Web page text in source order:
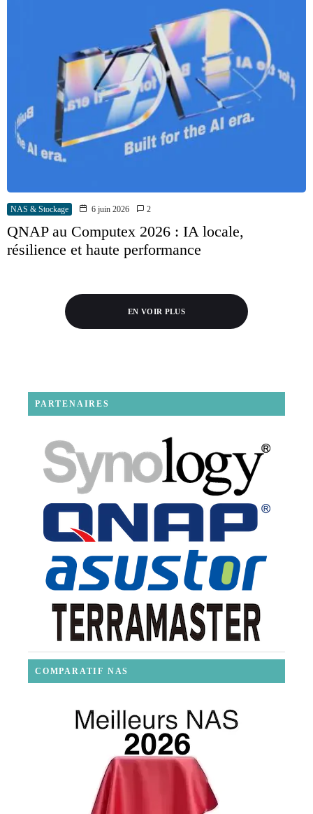
NAS & Stockage 6 juin 2026 2
QNAP au Computex 2026 : IA locale,
résilience et haute performance
EN VOIR PLUS
PARTENAIRES
COMPARATIF NAS